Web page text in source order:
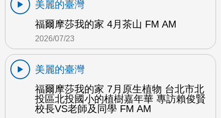
美麗的臺灣
福爾摩莎我的家 4月茶山 FM AM
2026/07/23
美麗的臺灣
福爾摩莎我的家 7月原生植物 台北市北
投區北投國小的植樹嘉年華 專訪賴俊賢
校長VS老師及同學 FM AM